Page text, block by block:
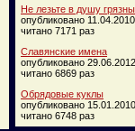
Не лезьте в душу
опубликовано 11.04.2010
читано 7171 раз
Славянские имена
опубликовано 29.06.2012
читано 6869 раз
Обрядовые куклы
опубликовано 15.01.2010
читано 6748 раз